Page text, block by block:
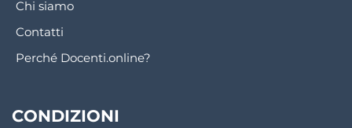
Chi siamo
Contatti
Perché Docenti.online?
CONDIZIONI